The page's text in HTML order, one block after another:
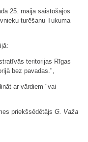
25. maija saistošajos
turēšanu Tukuma
teritorijas Rīgas
bez pavadas.",
ar vārdiem "vai
priekšsēdētājs G. Važa